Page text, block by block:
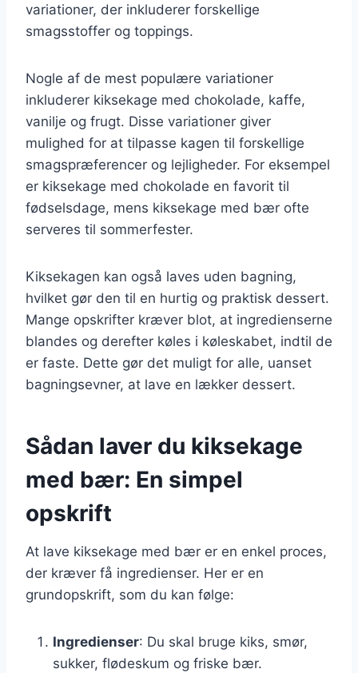
variationer, der inkluderer forskellige
smagsstoffer og toppings.
Nogle af de mest populære variationer
inkluderer kiksekage med chokolade, kaffe,
vanilje og frugt. Disse variationer giver
mulighed for at tilpasse kagen til forskellige
smagspræferencer og lejligheder. For eksempel
er kiksekage med chokolade en favorit til
fødselsdage, mens kiksekage med bær ofte
serveres til sommerfester.
Kiksekagen kan også laves uden bagning,
hvilket gør den til en hurtig og praktisk dessert.
Mange opskrifter kræver blot, at ingredienserne
blandes og derefter køles i køleskabet, indtil de
er faste. Dette gør det muligt for alle, uanset
bagningsevner, at lave en lækker dessert.
Sådan laver du kiksekage
med bær: En simpel
opskrift
At lave kiksekage med bær er en enkel proces,
der kræver få ingredienser. Her er en
grundopskrift, som du kan følge:
Ingredienser: Du skal bruge kiks, smør,
sukker, flødeskum og friske bær.